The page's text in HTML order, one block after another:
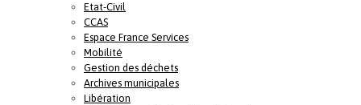
Etat-Civil
CCAS
Espace France Services
Mobilité
Gestion des déchets
Archives municipales
Libération